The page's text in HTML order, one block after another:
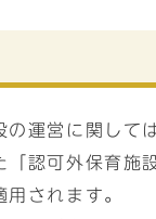
の運営に関して
「認可外保育施
用されます。